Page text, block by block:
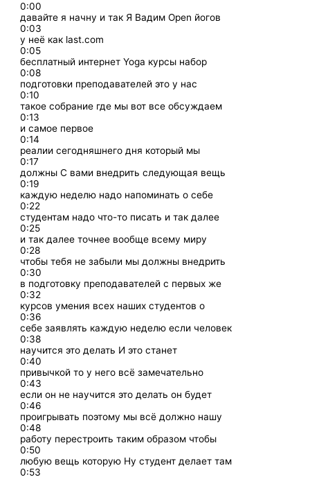
0:00
давайте я начну и так Я Вадим Open йогов
0:03
у неё как last.com
0:05
бесплатный интернет Yoga курсы набор
0:08
подготовки преподавателей это у нас
0:10
такое собрание где мы вот все обсуждаем
0:13
и самое первое
0:14
реалии сегодняшнего дня который мы
0:17
должны С вами внедрить следующая вещь
0:19
каждую неделю надо напоминать о себе
0:22
студентам надо что-то писать и так далее
0:25
и так далее точнее вообще всему миру
0:28
чтобы тебя не забыли мы должны внедрить
0:30
в подготовку преподавателей с первых же
0:32
курсов умения всех наших студентов о
0:36
себе заявлять каждую неделю если человек
0:38
научится это делать И это станет
0:40
привычкой то у него всё замечательно
0:43
если он не научится это делать он будет
0:46
проигрывать поэтому мы всё должно нашу
0:48
работу перестроить таким образом чтобы
0:50
любую вещь которую Ну студент делает там
0:53